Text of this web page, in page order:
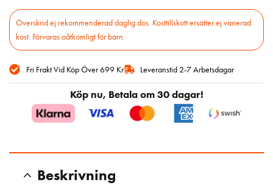
Överskrid ej rekommenderad daglig dos. Kosttillskott ersätter ej varierad
kost. Förvaras oåtkomligt för barn.
Fri Frakt Vid Köp Över 699 Kr Leveranstid 2-7 Arbetsdagar
Köp nu, Betala om 30 dagar!
Beskrivning